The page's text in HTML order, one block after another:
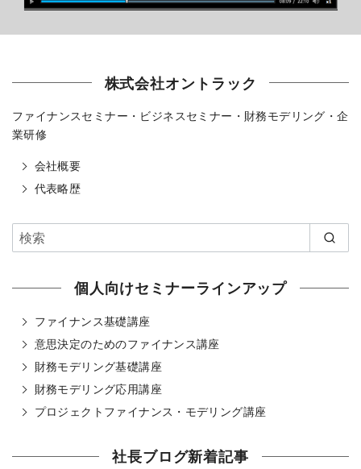
株式会社オントラック
ファイナンスセミナー・ビジネスセミナー・財務モデリング・企
業研修
会社概要
代表略歴
個人向けセミナーラインアップ
ファイナンス基礎講座
意思決定のためのファイナンス講座
財務モデリング基礎講座
財務モデリング応用講座
プロジェクトファイナンス・モデリング講座
社長ブログ新着記事